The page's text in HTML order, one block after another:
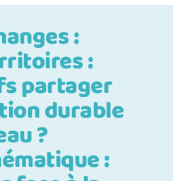
:
:
partager
durable
?
: